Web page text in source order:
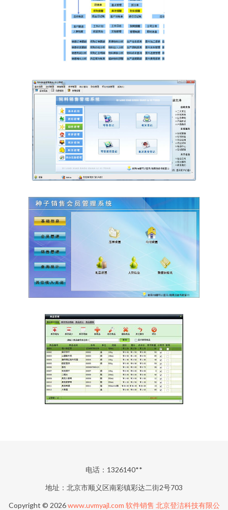
电话：1326140**
地址：北京市顺义区南彩镇彩达二街2号703
Copyright © 2026www.uvmyajl.com 软件销售 北京登洁科技有限公